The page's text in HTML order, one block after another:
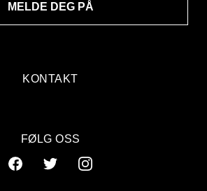
KONTAKT
MELDE DEG PÅ
FØLG OSS